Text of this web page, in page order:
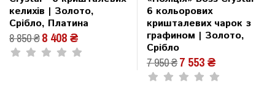
келихів | Золото,
Срібло, Платина
8 850 ₴8 408 ₴
6 кольорових
кришталевих чарок з
графином | Золото,
Срібло
7 950 ₴7 553 ₴